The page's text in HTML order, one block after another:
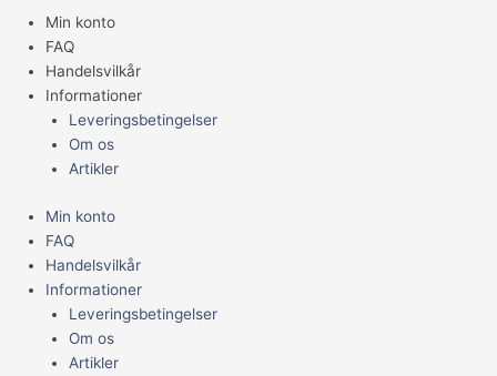
Min konto
FAQ
Handelsvilkår
Informationer
Leveringsbetingelser
Om os
Artikler
Min konto
FAQ
Handelsvilkår
Informationer
Leveringsbetingelser
Om os
Artikler
4.499,00 kr..